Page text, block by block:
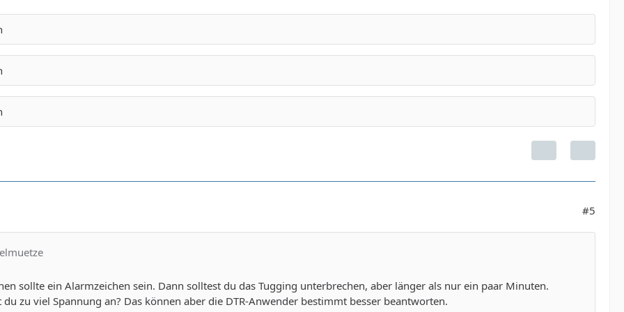
#5
sollte ein Alarmzeichen sein. Dann solltest du das Tugging unterbrechen, aber länger als nur ein paar Minuten.
zu viel Spannung an? Das können aber die DTR-Anwender bestimmt besser beantworten.